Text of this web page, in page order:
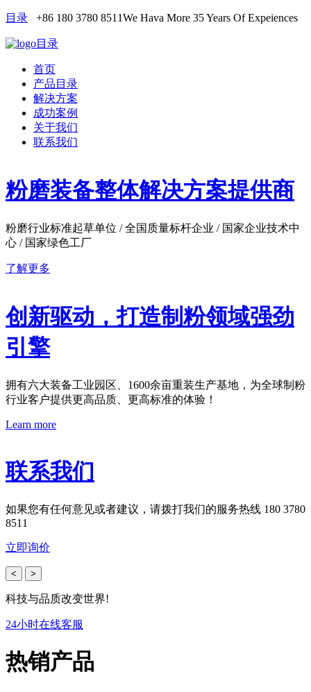
目录 +86 180 3780 8511We Hava More 35 Years Of Expeiences
目录
首页
产品目录
解决方案
成功案例
关于我们
联系我们
粉磨装备整体解决方案提供商
粉磨行业标准起草单位 / 全国质量标杆企业 / 国家企业技术中
心 / 国家绿色工厂
了解更多
创新驱动，打造制粉领域强劲
引擎
拥有六大装备工业园区、1600余亩重装生产基地，为全球制粉
行业客户提供更高品质、更高标准的体验！
Learn more
联系我们
如果您有任何意见或者建议，请拨打我们的服务热线 180 3780
8511
立即询价
< >
科技与品质改变世界!
24小时在线客服
热销产品